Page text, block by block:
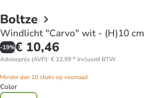
Boltze
Windlicht "Carvo" wit - (H)10 cm
-19%€ 10,46
Adviesprijs (AVP): € 12,99* inclusief BTW
Minder dan 10 stuks op voorraad
Color